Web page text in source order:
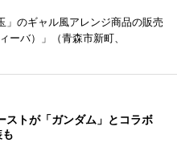
」のギャル風アレンジ商品の販売
ーバ）」（青森市新町、
ストが「ガンダム」とコラボ